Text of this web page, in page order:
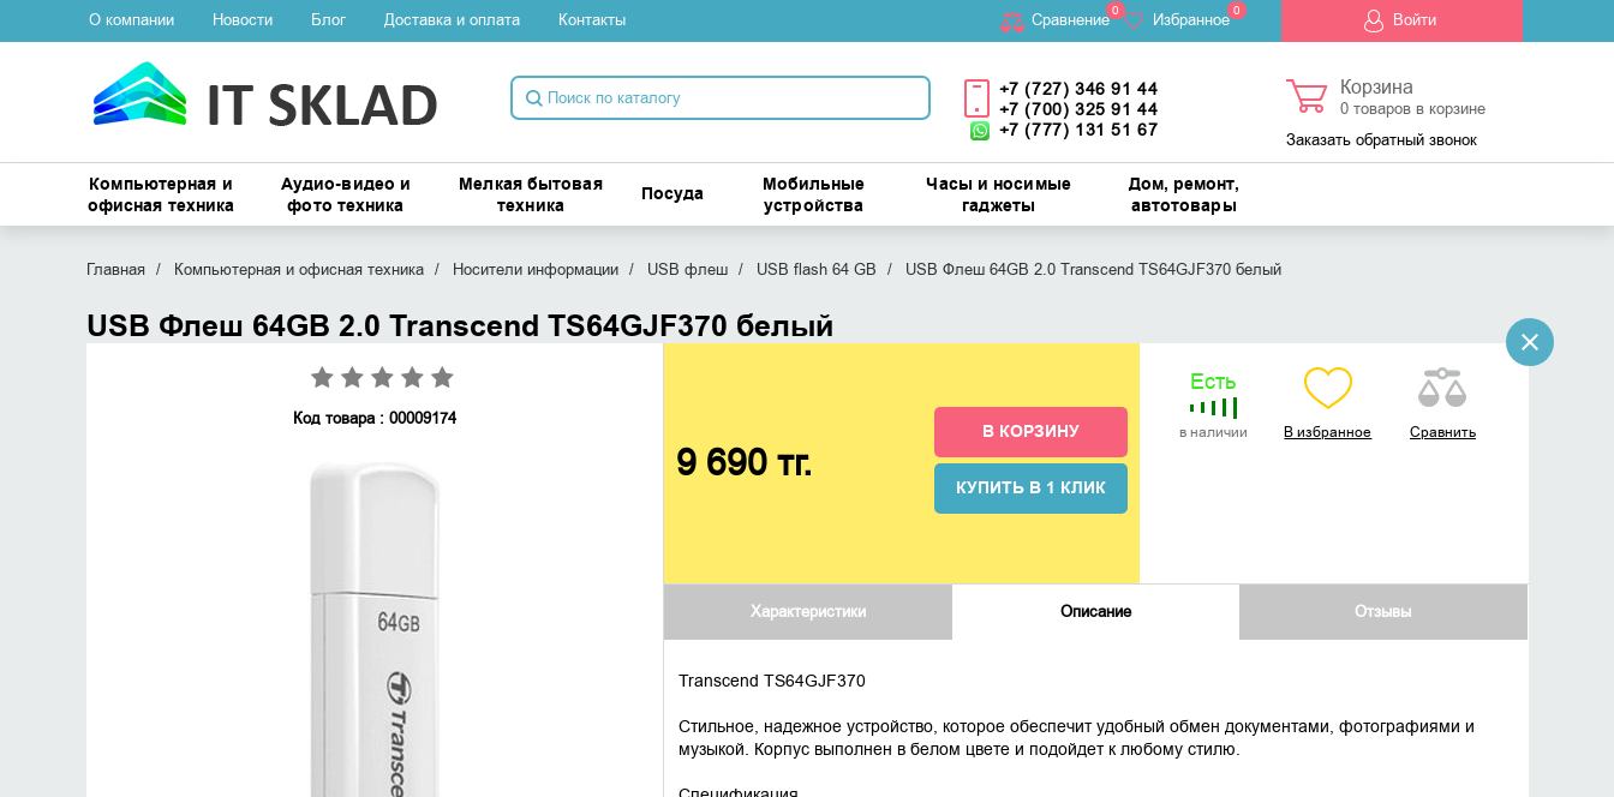
О компании Новости Блог Доставка и оплата Контакты Cравнение0 Избранное 0 Войти
+7 (727) 346 91 44
+7 (700) 325 91 44
+7 (777) 131 51 67
Корзина
0товаров в корзине
Заказать обратный звонок
Компьютерная и
офисная техника
Аудио-видео и
фото техника
Мелкая бытовая
техника
Посуда
Мобильные
устройства
Часы и носимые
гаджеты
Дом, ремонт,
автотовары
Главная Компьютерная и офисная техника Носители информации USB флеш USB flash 64 GB USB Флеш 64GB 2.0 Transcend TS64GJF370 белый
USB Флеш 64GB 2.0 Transcend TS64GJF370 белый
Код товара : 00009174
9 690 тг.
В КОРЗИНУ
КУПИТЬ В 1 КЛИК
Есть
в наличии В избранное Сравнить
Характеристики Описание Отзывы
Transcend TS64GJF370
Стильное, надежное устройство, которое обеспечит удобный обмен документами, фотографиями и
музыкой. Корпус выполнен в белом цвете и подойдет к любому стилю.